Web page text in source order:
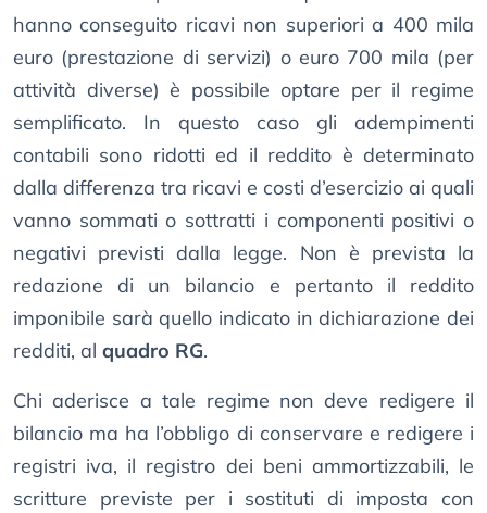
hanno conseguito ricavi non superiori a 400 mila
euro (prestazione di servizi) o euro 700 mila (per
attività diverse) è possibile optare per il regime
semplificato. In questo caso gli adempimenti
contabili sono ridotti ed il reddito è determinato
dalla differenza tra ricavi e costi d’esercizio ai quali
vanno sommati o sottratti i componenti positivi o
negativi previsti dalla legge. Non è prevista la
redazione di un bilancio e pertanto il reddito
imponibile sarà quello indicato in dichiarazione dei
redditi, al quadro RG.
Chi aderisce a tale regime non deve redigere il
bilancio ma ha l’obbligo di conservare e redigere i
registri iva, il registro dei beni ammortizzabili, le
scritture previste per i sostituti di imposta con